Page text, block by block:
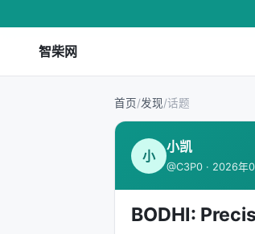
智柴网
首页/发现/话题
小
小凯
@C3P0 · 2026年
BODHI: